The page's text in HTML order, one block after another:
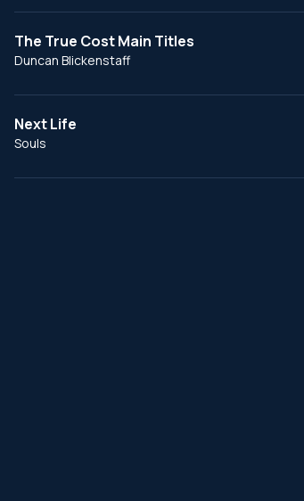
The True Cost Main Titles
Duncan Blickenstaff
Next Life
Souls